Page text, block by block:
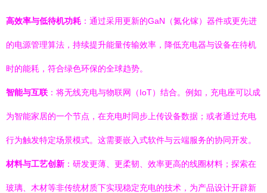
高效率与低待机功耗 ：通过采用更新的GaN（氮化镓）器件或更先进
的电源管理算法，持续提升能量传输效率，降低充电器与设备在待机
时的能耗，符合绿色环保的全球趋势。
智能与互联 ：将无线充电与物联网（IoT）结合。例如，充电座可以成
为智能家居的一个节点，在充电时同步上传设备数据；或者通过充电
行为触发特定场景模式。这需要嵌入式软件与云端服务的协同开发。
材料与工艺创新 ：研发更薄、更柔韧、效率更高的线圈材料；探索在
玻璃、木材等非传统材质下实现稳定充电的技术，为产品设计开辟新